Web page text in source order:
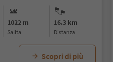
1022 m
Salita
16.3 km
distanza
Scopri di più